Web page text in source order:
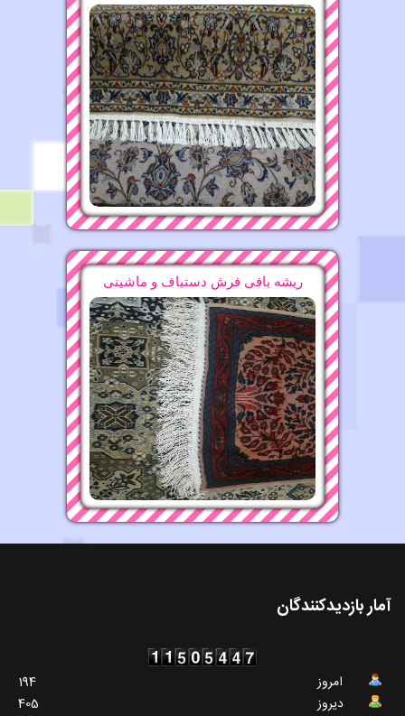
قالیشویی محدوده شیخ بهایی ۸۸۲۱۶۰۷۵
17-11-1396
قالیشویی محدوده سیزده آبان
15-10-1396
قالیشویی در دزاشیب ۲۲۴۷۵۶۳۷
ریشه بافی فرش دستباف و ماشینی
آمار بازدیدکنندگان
امروز
دیروز
194
405